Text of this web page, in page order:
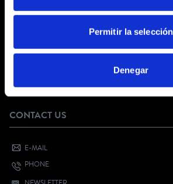
Permitir la selección
Denegar
CUSTOMER SERVICE
FAQ
YOUTH CULTURAL VOUCHER
CONTACT US
E-MAIL
PHONE